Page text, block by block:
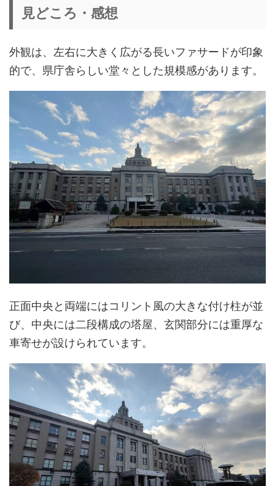
見どころ・感想
外観は、左右に大きく広がる長いファサードが印象
的で、県庁舎らしい堂々とした規模感があります。
正面中央と両端にはコリント風の大きな付け柱が並
び、中央には二段構成の塔屋、玄関部分には重厚な
車寄せが設けられています。